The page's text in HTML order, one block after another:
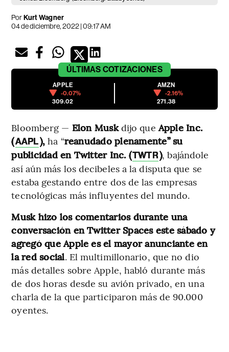
PorKurt Wagner
04 de diciembre, 2022 | 09:17 AM
ÚLTIMAS COTIZACIONES
APPLE
-0.07%
309.02
AMZN
-2.16%
271.38
Bloomberg — Elon Muskdijo queApple Inc.
(AAPL),ha “reanudado plenamente” su
publicidad en Twitter Inc. (TWTR), bajándole
así aún más los decibeles a la disputa que se
estaba gestando entre dos de las empresas
tecnológicas más influyentes del mundo.
Musk hizo los comentarios durante una
conversación en Twitter Spaces este sábado y
agregó que Apple es el mayor anunciante en
la red social. El multimillonario, que no dio
más detalles sobre Apple, habló durante más
de dos horas desde su avión privado, en una
charla de la que participaron más de 90.000
oyentes.